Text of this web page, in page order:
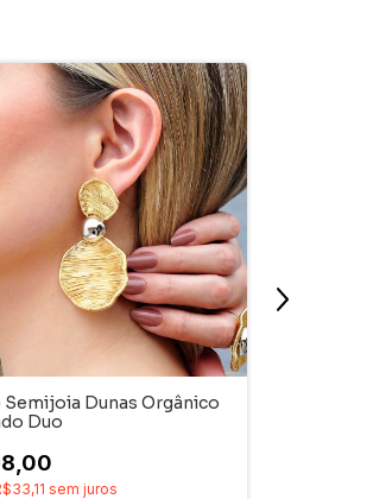
Semijoia Dunas Orgânico
Duo
sem juros